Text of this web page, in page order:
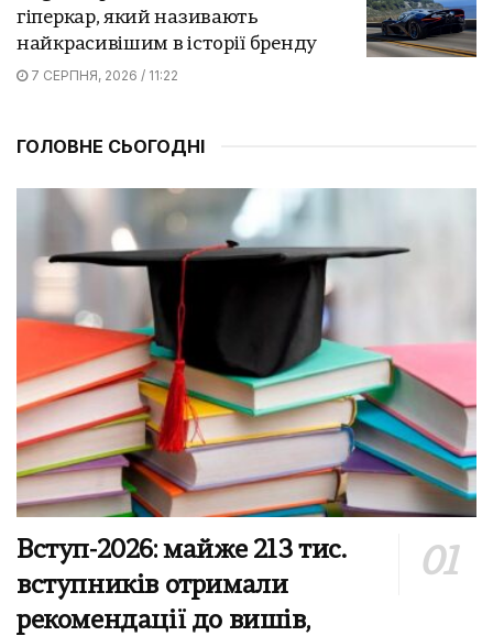
гіперкар, який називають
найкрасивішим в історії бренду
7 СЕРПНЯ, 2026 / 11:22
ГОЛОВНЕ СЬОГОДНІ
Вступ-2026: майже 213 тис.
вступників отримали
рекомендації до вишів,